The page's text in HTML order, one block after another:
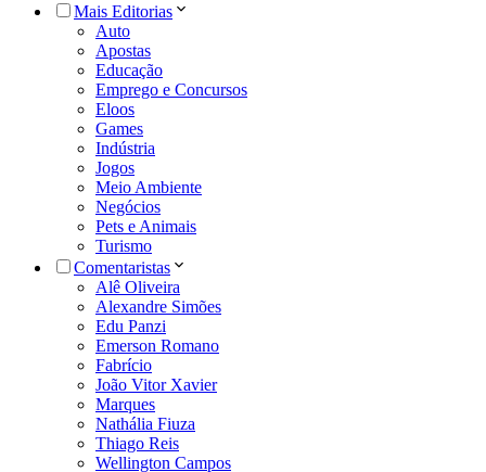
Mais Editorias
Auto
Apostas
Educação
Emprego e Concursos
Eloos
Games
Indústria
Jogos
Meio Ambiente
Negócios
Pets e Animais
Turismo
Comentaristas
Alê Oliveira
Alexandre Simões
Edu Panzi
Emerson Romano
Fabrício
João Vitor Xavier
Marques
Nathália Fiuza
Thiago Reis
Wellington Campos